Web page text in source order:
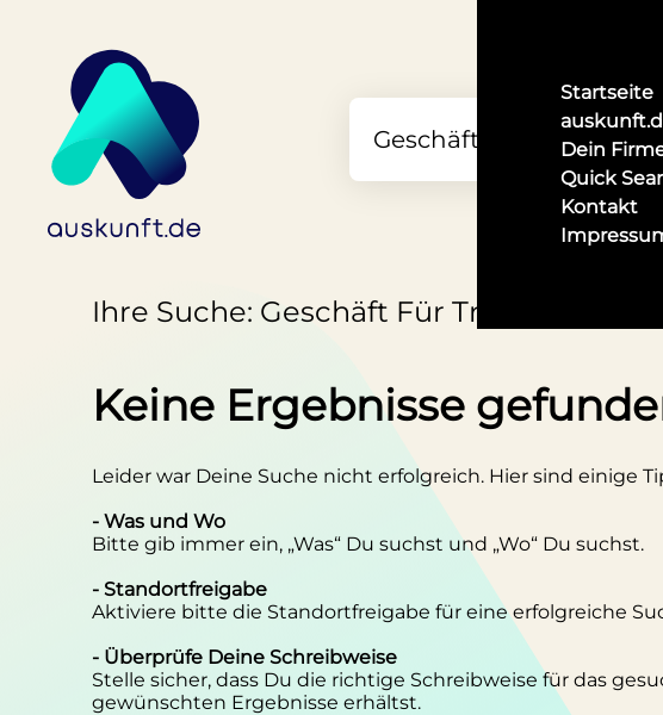
Startseite
Dein
Quick
Kontakt
Ihre Suche: Geschäft Für Traditionelle
Keine Ergebnisse
Leider war Deine Suche nicht erfolgreich. Hier sind einige
- Was und Wo
Bitte gib immer ein, „Was“ Du suchst und „Wo“ Du suchst.
- Standortfreigabe
Aktiviere bitte die Standortfreigabe für eine erfolgreiche
- Überprüfe Deine Schreibweise
Stelle sicher, dass Du die richtige Schreibweise für das
gewünschten Ergebnisse erhältst.